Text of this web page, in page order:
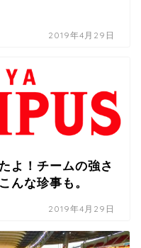
2019年4月29日
よ！チームの強さ
んな珍事も。
2019年4月29日